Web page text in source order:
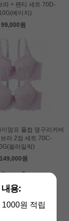
라 + 팬티 세트 70D-
베이지)
99,000원
엄프 풀컵 옆구리커버
라 2점 세트 70C-
펄라일락)
149,000원
용:
원 적립